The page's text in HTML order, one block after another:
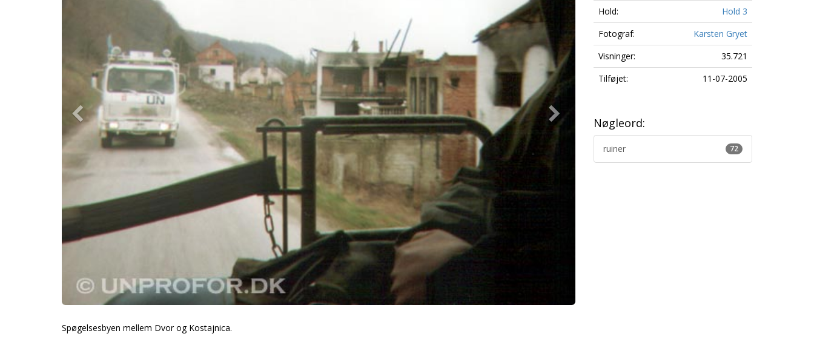
Spøgelsesbyen mellem Dvor og Kostajnica.
Hold:
Hold 3
Fotograf:
Karsten Gryet
Visninger:
35.721
Tilføjet:
11-07-2005
Nøgleord:
72
ruiner